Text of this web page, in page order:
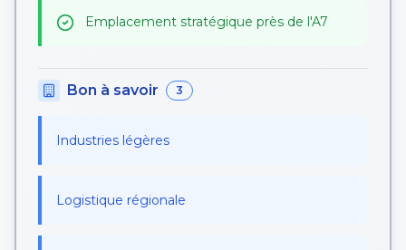
Emplacement stratégique près de l'A7
Bon à savoir 3
Industries légères
Logistique régionale